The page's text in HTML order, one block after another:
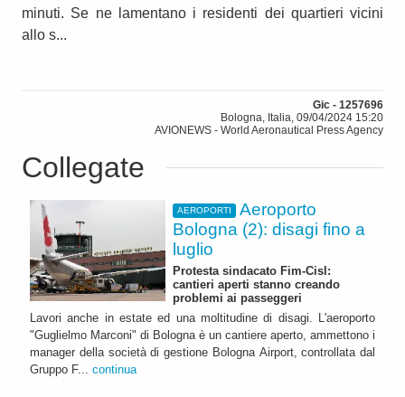
minuti. Se ne lamentano i residenti dei quartieri vicini
allo s...
Gic - 1257696
Bologna, Italia, 09/04/2024 15:20
AVIONEWS - World Aeronautical Press Agency
Collegate
AEROPORTI
Aeroporto
Bologna (2): disagi fino a
luglio
Protesta sindacato Fim-Cisl:
cantieri aperti stanno creando
problemi ai passeggeri
Lavori anche in estate ed una moltitudine di disagi. L'aeroporto
"Guglielmo Marconi" di Bologna è un cantiere aperto, ammettono i
manager della società di gestione Bologna Airport, controllata dal
Gruppo F... continua